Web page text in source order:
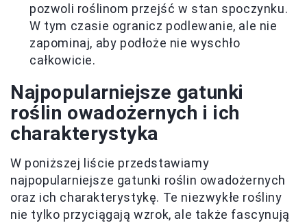
pozwoli roślinom przejść w stan spoczynku.
W tym czasie ogranicz podlewanie, ale nie
zapominaj, aby podłoże nie wyschło
całkowicie.
Najpopularniejsze gatunki
roślin owadożernych i ich
charakterystyka
W poniższej liście przedstawiamy
najpopularniejsze gatunki roślin owadożernych
oraz ich charakterystykę. Te niezwykłe rośliny
nie tylko przyciągają wzrok, ale także fascynują